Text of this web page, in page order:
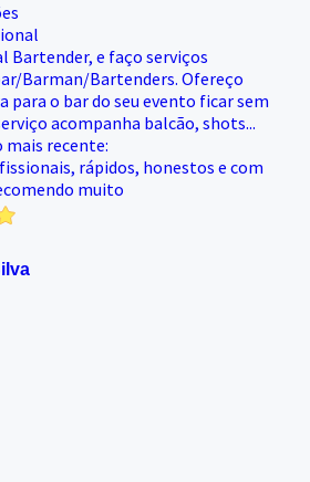
Bartender, e faço serviços
Barman/Bartenders. Ofereço
para o bar do seu evento ficar sem
acompanha balcão, shots...
mais recente:
rápidos, honestos e com
muito